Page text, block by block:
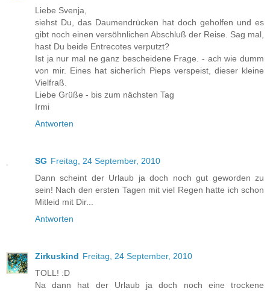
Liebe Svenja,
siehst Du, das Daumendrücken hat doch geholfen und es
gibt noch einen versöhnlichen Abschluß der Reise. Sag mal,
hast Du beide Entrecotes verputzt?
Ist ja nur mal ne ganz bescheidene Frage. - ach wie dumm
von mir. Eines hat sicherlich Pieps verspeist, dieser kleine
Vielfraß.
Liebe Grüße - bis zum nächsten Tag
Irmi
Antworten
SG Freitag, 24 September, 2010
Dann scheint der Urlaub ja doch noch gut geworden zu
sein! Nach den ersten Tagen mit viel Regen hatte ich schon
Mitleid mit Dir...
Antworten
Zirkuskind Freitag, 24 September, 2010
TOLL! :D
Na dann hat der Urlaub ja doch noch eine trockene